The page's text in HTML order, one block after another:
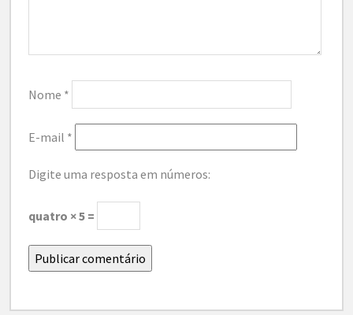
Nome *
E-mail *
Digite uma resposta em números:
quatro × 5 =